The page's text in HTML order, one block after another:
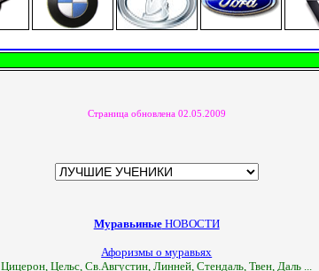
Страница обновлена 02.05.2009
МуравьиныеНОВОСТИ
Афоризмы о муравьях
Цицерон, Цельс, Св.Августин, Линней, Стендаль, Твен, Даль ...